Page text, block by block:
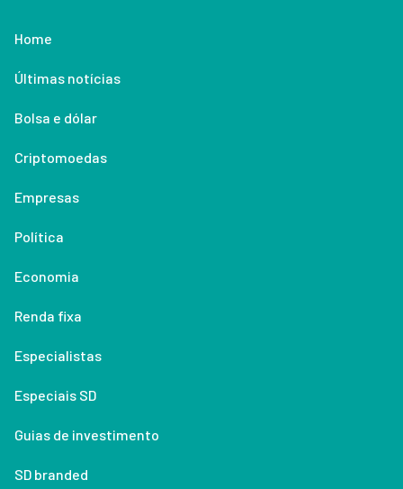
Home
Últimas notícias
Bolsa e dólar
Criptomoedas
Empresas
Política
Economia
Renda fixa
Especialistas
Especiais SD
Guias de investimento
SD branded